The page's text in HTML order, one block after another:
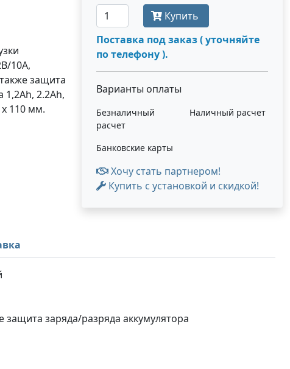
10А,
защита
1,2Ah, 2.2Ah,
110 мм.
Купить
Поставка под заказ ( уточняйте
по телефону ).
Варианты оплаты
Безналичный
расчет
Наличный расчет
Банковские карты
Хочу стать партнером!
Купить с установкой и скидкой!
защита заряда/разряда аккумулятора